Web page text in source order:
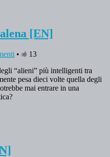
[EN]
•
13
“alieni” più intelligenti tra
pesa dieci volte quella degli
mai entrare in una